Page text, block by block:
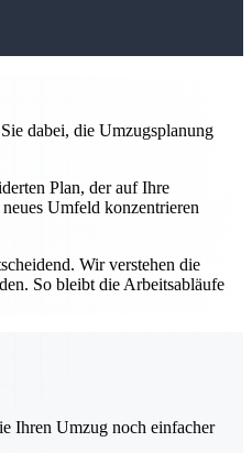
dabei, die Umzugsplanung
Plan, der auf Ihre
Umfeld konzentrieren
Wir verstehen die
So bleibt die Arbeitsabläufe
Ihren Umzug noch einfacher